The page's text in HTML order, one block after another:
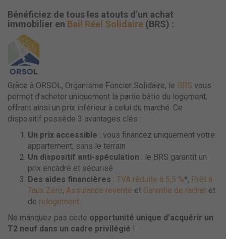
Bénéficiez de tous les atouts d’un achat
immobilier en Bail Réel Solidaire (BRS) :
Grâce à ORSOL, Organisme Foncier Solidaire, le BRS vous
permet d’acheter uniquement la partie bâtie du logement,
offrant ainsi un prix inférieur à celui du marché. Ce
dispositif possède 3 avantages clés :
Un prix accessible : vous financez uniquement votre
appartement, sans le terrain
Un dispositif anti-spéculation : le BRS garantit un
prix encadré et sécurisé
Des aides financières : TVA réduite à 5,5 %*, Prêt à
Taux Zéro, Assurance revente et Garantie de rachat et
de relogement
Ne manquez pas cette opportunité unique d’acquérir un
T2 neuf dans un cadre privilégié !